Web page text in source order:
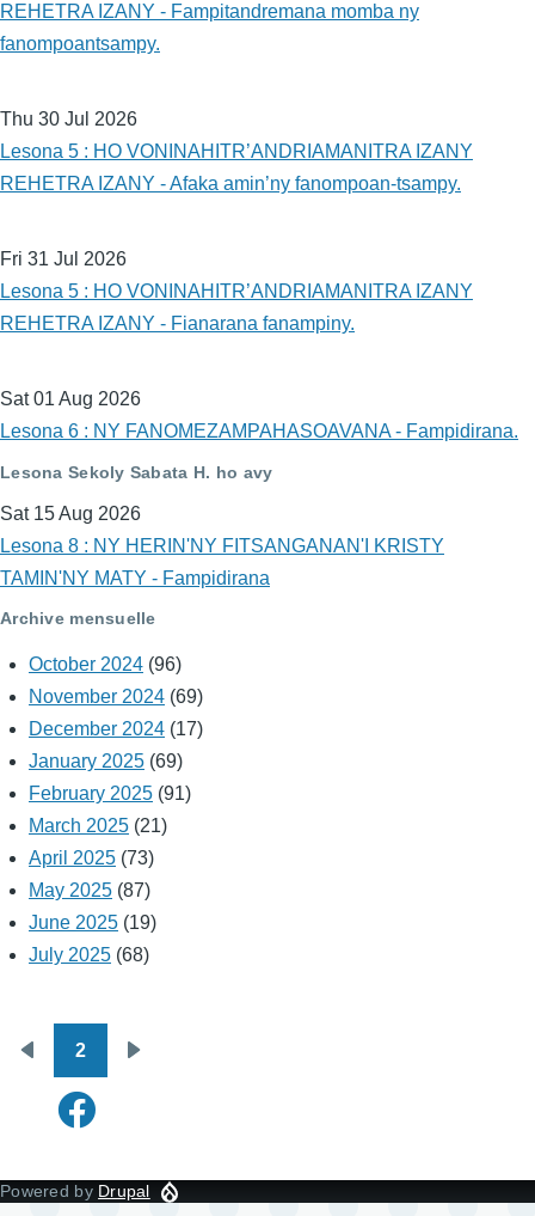
REHETRA IZANY - Fampitandremana momba ny
fanompoantsampy.
Thu 30 Jul 2026
Lesona 5 : HO VONINAHITR’ANDRIAMANITRA IZANY
REHETRA IZANY - Afaka amin’ny fanompoan-tsampy.
Fri 31 Jul 2026
Lesona 5 : HO VONINAHITR’ANDRIAMANITRA IZANY
REHETRA IZANY - Fianarana fanampiny.
Sat 01 Aug 2026
Lesona 6 : NY FANOMEZAMPAHASOAVANA - Fampidirana.
Lesona Sekoly Sabata H. ho avy
Sat 15 Aug 2026
Lesona 8 : NY HERIN'NY FITSANGANAN'I KRISTY
TAMIN'NY MATY - Fampidirana
Archive mensuelle
October 2024 (96)
November 2024 (69)
December 2024 (17)
January 2025 (69)
February 2025 (91)
March 2025 (21)
April 2025 (73)
May 2025 (87)
June 2025 (19)
July 2025 (68)
Pagination
page
2
Powered by Drupal